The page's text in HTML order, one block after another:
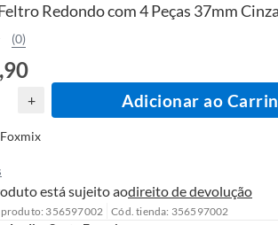
Redondo com 4 Peças 37mm Cinza
(0)
+ Adicionar ao
Foxmix
está sujeito aodireito de devolução
produto: 356597002 Cód. tienda: 356597002